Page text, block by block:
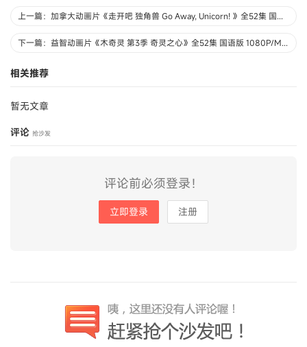
上一篇：加拿大动画片《走开吧 独角兽 Go Away, Unicorn! 》全52集 国语版52集+英语版52集 1080P/MP4/8.47G 动画片走开吧 独角兽下载
下一篇：益智动画片《木奇灵 第3季 奇灵之心》全52集 国语版 1080P/MP4/9.47G 动画片下载
相关推荐
暂无文章
评论 抢沙发
评论前必须登录！
立即登录 注册